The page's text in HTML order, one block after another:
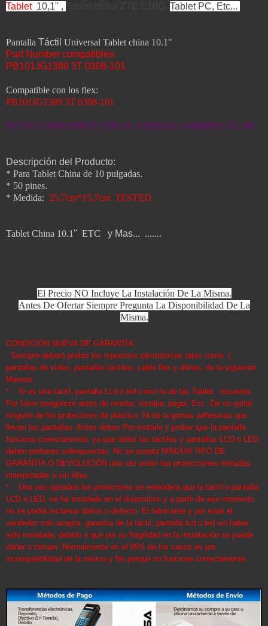
Tablet 10,1" , Tablet PC, Etc...
Pantalla Táctil Universal Tablet china 10.1"
Part Number compatibles:
PB101JG1389 3T 0308-101
Compatible con los flex:
PB101JG1389 3T 0308-101
NO ES COMPATIBLE CON EL CODIGO: CN068FPC-V1 SR
Descripción del Producto:
* Para Tablet China de 10 pulgadas.
* 50 pines.
* Medida: 25,7cm*15,7cm TESTED.
Tablet China 10.1'' ETC y Mas... .......
El Precio NO Incluye La Instalación De La Misma.
Antes De Ofertar Siempre Pregunta La Disponibilidad De La
Misma.
CONDICIÓN NUEVA DE GARANTÍA:
Siempre deberá probar los repuestos electrónicos tales como: (
pantallas de vídeo, pantallas táctiles, cable flex y afines, de la siguiente
Manera:
* Si es una táctil, pantalla Lcd o led como la de las Tablet; recuerda
Por favor asegúrese antes de montar, instalar, pegar, Ect.. De no quitar
ninguno de los protectores de plástico, Ni de la gomas adhesivas que
llevan las pantallas. Antes debes Pre-motarlo y probar que la pantalla
funciona correctamente, ya que todos las táctiles y pantallas LCD o LED,
deben probarse sobrepuestas. No se acepta NINGÚN TIPO DE
GARANTÍA O DEVOLUCIÓN una vez estén las protecciones retiradas,
manipuladas o sin ellas.
* Una ves quitados los protectores se entenderá que la táctil o pantalla
LCD o LED, se ha instalado en el dispositivo y a partir de ese momento
no se podrá reclamar daños o defecto. El fabricante y por ende el
vendedor solo acepta garantía de la táctil, pantalla lcd o led sin haber
sido instalada, debido a que por su fragilidad en la instalación se puede
dañar o romper. Normalmente en el 95% de los casos es por
incompatibilidad de la misma y No porque no funcione correctamente.